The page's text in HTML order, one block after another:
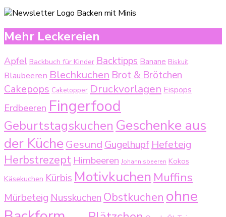
Mehr Leckereien
Apfel Backbuch für Kinder Backtipps Banane Biskuit
Blaubeeren Blechkuchen Brot & Brötchen
Cakepops Caketopper Druckvorlagen Eispops
Erdbeeren Fingerfood
Geburtstagskuchen Geschenke aus
der KücheGesund Gugelhupf Hefeteig
HerbstrezeptHimbeeren Johannisbeeren Kokos
Käsekuchen Kürbis Motivkuchen Muffins
Mürbeteig Nusskuchen Obstkuchen ohne